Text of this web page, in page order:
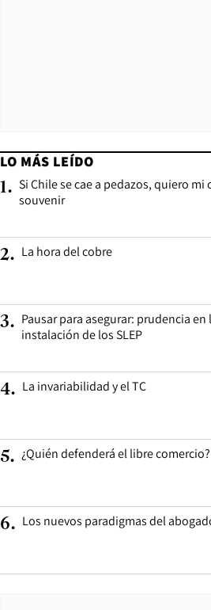
LO MÁS LEÍDO
1. Si Chile se cae a pedazos, quiero mi
souvenir
2. La hora del cobre
3. Pausar para asegurar: prudencia en
instalación de los SLEP
4. La invariabilidad y el TC
5. ¿Quién defenderá el libre comercio?
6. Los nuevos paradigmas del